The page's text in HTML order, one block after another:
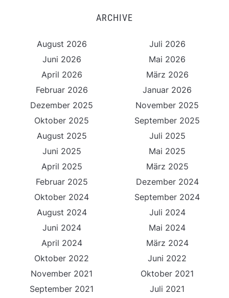
ARCHIVE
August 2026
Juli 2026
Juni 2026
Mai 2026
April 2026
März 2026
Februar 2026
Januar 2026
Dezember 2025
November 2025
Oktober 2025
September 2025
August 2025
Juli 2025
Juni 2025
Mai 2025
April 2025
März 2025
Februar 2025
Dezember 2024
Oktober 2024
September 2024
August 2024
Juli 2024
Juni 2024
Mai 2024
April 2024
März 2024
Oktober 2022
Juni 2022
November 2021
Oktober 2021
September 2021
Juli 2021